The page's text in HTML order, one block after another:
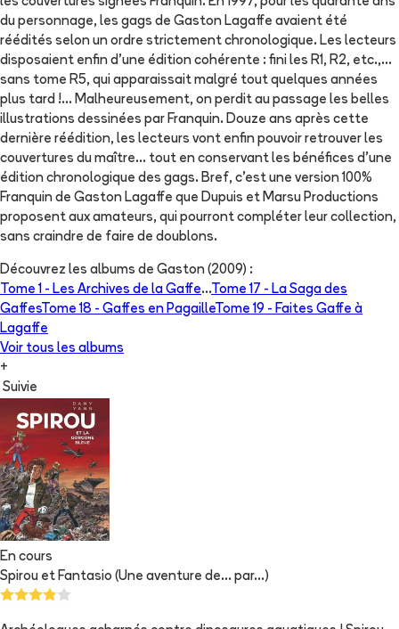
du personnage, les gags de Gaston Lagaffe avaient été
réédités selon un ordre strictement chronologique. Les lecteurs
disposaient enfin d'une édition cohérente : fini les R1, R2, etc.,...
sans tome R5, qui apparaissait malgré tout quelques années
plus tard !... Malheureusement, on perdit au passage les belles
illustrations dessinées par Franquin. Douze ans après cette
dernière réédition, les lecteurs vont enfin pouvoir retrouver les
couvertures du maître... tout en conservant les bénéfices d'une
édition chronologique des gags. Bref, c'est une version 100%
Franquin de Gaston Lagaffe que Dupuis et Marsu Productions
proposent aux amateurs, qui pourront compléter leur collection,
sans craindre de faire de doublons.
Découvrez les albums de Gaston (2009) :
Tome 1 - Les Archives de la Gaffe...Tome 17 - La Saga des
GaffesTome 18 - Gaffes en PagailleTome 19 - Faites Gaffe à
Lagaffe
Voir tous les albums
+
Suivie
En cours
Spirou et Fantasio (Une aventure de... par...)